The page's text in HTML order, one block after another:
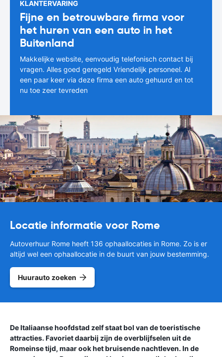
KLANTERVARING
Fijne en betrouwbare firma voor
het huren van een auto in het
Buitenland
Makkelijke website, eenvoudig telefonisch contact bij
vragen. Alles goed geregeld Vriendelijk personeel. Al
een paar keer via deze firma een auto gehuurd en tot
nu toe zeer tevreden
Locatie informatie voor Rome
Autoverhuur Rome heeft 136 ophaallocaties in Rome. Zo is er
altijd wel een ophaallocatie in de buurt van jouw bestemming.
Huurauto zoeken
De Italiaanse hoofdstad zelf staat bol van de toeristische
attracties. Favoriet daarbij zijn de overblijfselen uit de
Romeinse tijd, maar ook het bruisende nachtleven. In de